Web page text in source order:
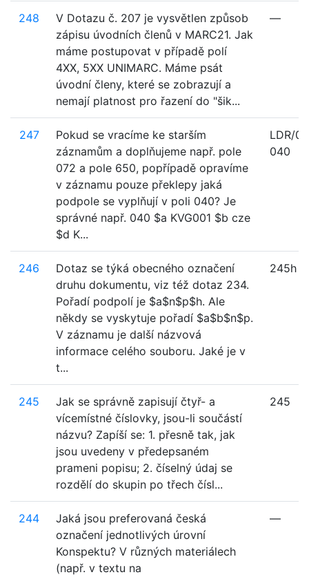
248
V Dotazu č. 207 je vysvětlen způsob
zápisu úvodních členů v MARC21. Jak
máme postupovat v případě polí
4XX, 5XX UNIMARC. Máme psát
úvodní členy, které se zobrazují a
nemají platnost pro řazení do "šik...
—
247
Pokud se vracíme ke starším
záznamům a doplňujeme např. pole
072 a pole 650, popřípadě opravíme
v záznamu pouze překlepy jaká
podpole se vyplňují v poli 040? Je
správné např. 040 $a KVG001 $b cze
$d K...
LDR/
040
246
Dotaz se týká obecného označení
druhu dokumentu, viz též dotaz 234.
Pořadí podpolí je $a$n$p$h. Ale
někdy se vyskytuje pořadí $a$b$n$p.
V záznamu je další názvová
informace celého souboru. Jaké je v
t...
245h
245
Jak se správně zapisují čtyř- a
vícemístné číslovky, jsou-li součástí
názvu? Zapíší se: 1. přesně tak, jak
jsou uvedeny v předepsaném
prameni popisu; 2. číselný údaj se
rozdělí do skupin po třech čísl...
245
244
Jaká jsou preferovaná česká
označení jednotlivých úrovní
Konspektu? V různých materiálech
(např. v textu na
—